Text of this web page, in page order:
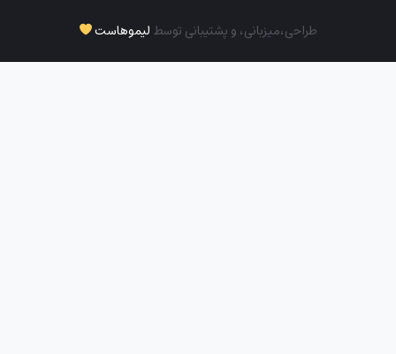
طراحی،‌میزبانی، و پشتیبانی توسطلیموهاست